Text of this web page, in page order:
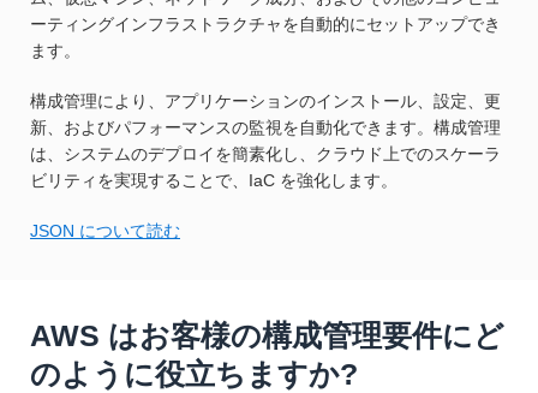
ーティングインフラストラクチャを自動的にセットアップでき
ます。
構成管理により、アプリケーションのインストール、設定、更
新、およびパフォーマンスの監視を自動化できます。構成管理
は、システムのデプロイを簡素化し、クラウド上でのスケーラ
ビリティを実現することで、IaC を強化します。
JSON について読む
AWS はお客様の構成管理要件にど
のように役立ちますか?